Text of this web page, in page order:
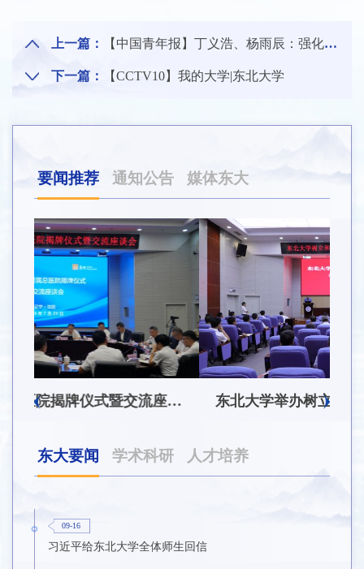
上一篇： 【中国青年报】丁义浩、杨雨辰：强化人工智能伦理意识赋能青少年发展
下一篇： 【CCTV10】我的大学|东北大学
要闻推荐 通知公告 媒体东大
东北大学举办树立和践行正确政绩观学习教育培训班
东大要闻 学术科研 人才培养
09-16
习近平给东北大学全体师生回信